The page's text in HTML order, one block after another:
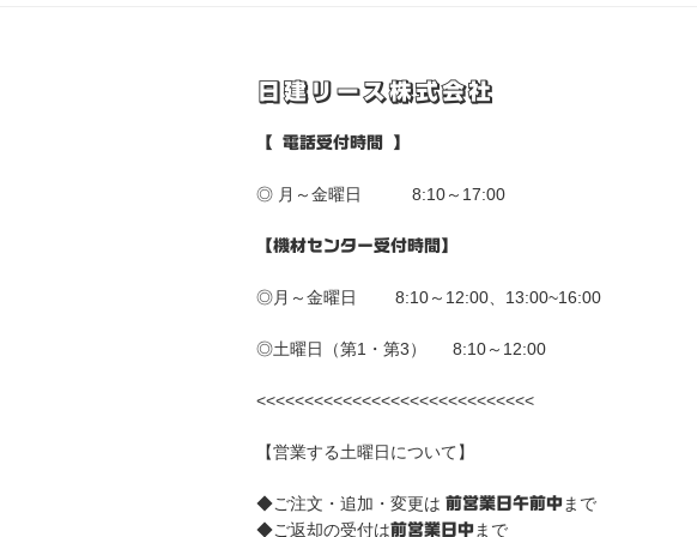
シ
日建リース株式会社
【 電話受付時間 】
◎ 月～金曜日 8:10～17:00
【機材センター受付時間】
◎月～金曜日 8:10～12:00、13:00~16:00
◎土曜日（第1・第3） 8:10～12:00
<<<<<<<<<<<<<<<<<<<<<<<<<<<<<
【営業する土曜日について】
◆ご注文・追加・変更は 前営業日午前中 まで
◆ご返却の受付は前営業日中 まで